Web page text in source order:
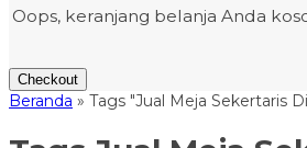
Oops, keranjang belanja Anda
Checkout
Beranda » Tags "Jual Meja Sekertaris